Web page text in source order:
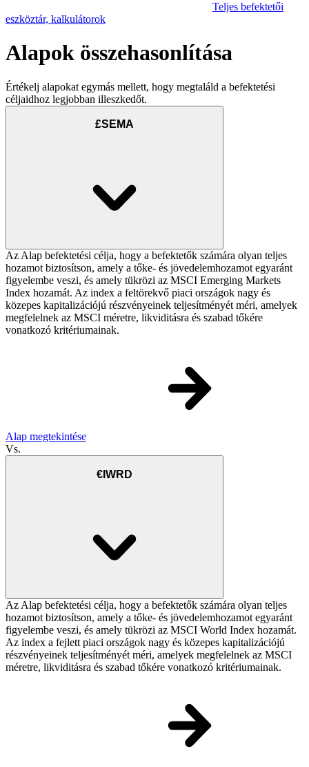
Teljes befektetői
eszköztár, kalkulátorok
Alapok összehasonlítása
Értékelj alapokat egymás mellett, hogy megtaláld a befektetési
céljaidhoz legjobban illeszkedőt.
£SEMA
Az Alap befektetési célja, hogy a befektetők számára olyan teljes
hozamot biztosítson, amely a tőke- és jövedelemhozamot egyaránt
figyelembe veszi, és amely tükrözi az MSCI Emerging Markets
Index hozamát. Az index a feltörekvő piaci országok nagy és
közepes kapitalizációjú részvényeinek teljesítményét méri, amelyek
megfelelnek az MSCI méretre, likviditásra és szabad tőkére
vonatkozó kritériumainak.
Alap megtekintése
Vs.
€IWRD
Az Alap befektetési célja, hogy a befektetők számára olyan teljes
hozamot biztosítson, amely a tőke- és jövedelemhozamot egyaránt
figyelembe veszi, és amely tükrözi az MSCI World Index hozamát.
Az index a fejlett piaci országok nagy és közepes kapitalizációjú
részvényeinek teljesítményét méri, amelyek megfelelnek az MSCI
méretre, likviditásra és szabad tőkére vonatkozó kritériumainak.